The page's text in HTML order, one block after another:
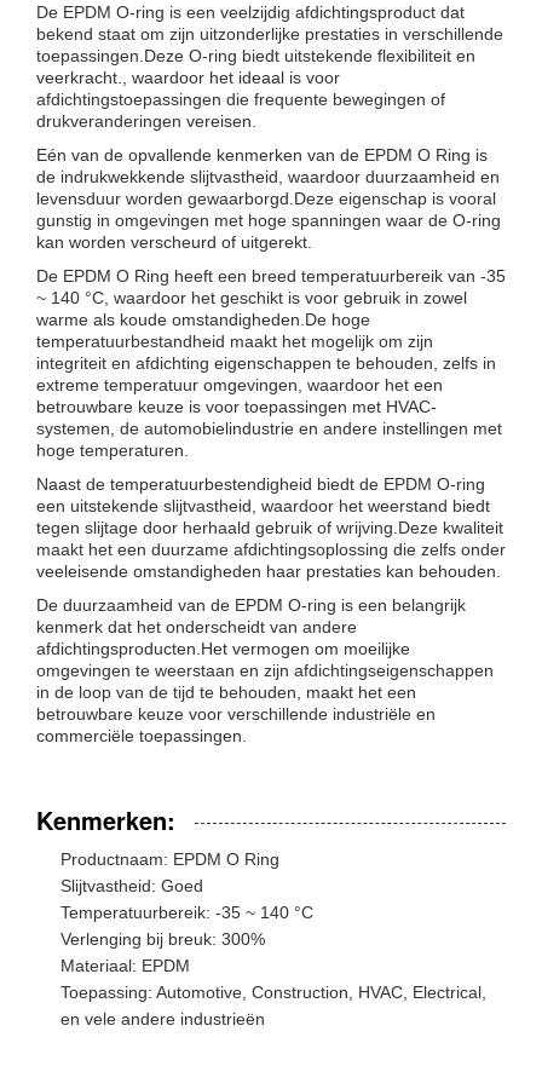
De EPDM O-ring is een veelzijdig afdichtingsproduct dat
bekend staat om zijn uitzonderlijke prestaties in verschillende
toepassingen.Deze O-ring biedt uitstekende flexibiliteit en
veerkracht., waardoor het ideaal is voor
afdichtingstoepassingen die frequente bewegingen of
drukveranderingen vereisen.
Eén van de opvallende kenmerken van de EPDM O Ring is
de indrukwekkende slijtvastheid, waardoor duurzaamheid en
levensduur worden gewaarborgd.Deze eigenschap is vooral
gunstig in omgevingen met hoge spanningen waar de O-ring
kan worden verscheurd of uitgerekt.
De EPDM O Ring heeft een breed temperatuurbereik van -35
~ 140 °C, waardoor het geschikt is voor gebruik in zowel
warme als koude omstandigheden.De hoge
temperatuurbestandheid maakt het mogelijk om zijn
integriteit en afdichting eigenschappen te behouden, zelfs in
extreme temperatuur omgevingen, waardoor het een
betrouwbare keuze is voor toepassingen met HVAC-
systemen, de automobielindustrie en andere instellingen met
hoge temperaturen.
Naast de temperatuurbestendigheid biedt de EPDM O-ring
een uitstekende slijtvastheid, waardoor het weerstand biedt
tegen slijtage door herhaald gebruik of wrijving.Deze kwaliteit
maakt het een duurzame afdichtingsoplossing die zelfs onder
veeleisende omstandigheden haar prestaties kan behouden.
De duurzaamheid van de EPDM O-ring is een belangrijk
kenmerk dat het onderscheidt van andere
afdichtingsproducten.Het vermogen om moeilijke
omgevingen te weerstaan en zijn afdichtingseigenschappen
in de loop van de tijd te behouden, maakt het een
betrouwbare keuze voor verschillende industriële en
commerciële toepassingen.
Kenmerken:
Productnaam: EPDM O Ring
Slijtvastheid: Goed
Temperatuurbereik: -35 ~ 140 °C
Verlenging bij breuk: 300%
Materiaal: EPDM
Toepassing: Automotive, Construction, HVAC, Electrical,
en vele andere industrieën